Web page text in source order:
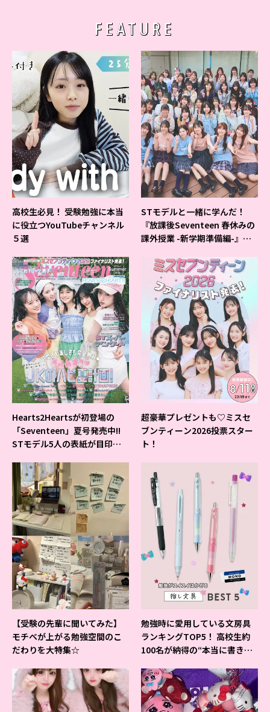
FEATURE
高校生必見！ 受験勉強に本当
に役立つYouTubeチャンネル
５選
STモデルと一緒に学んだ！
『放課後Seventeen 春休みの
課外授業 -新学期準備編-』イ
Hearts2Heartsが初登場の
「Seventeen」夏号発売中!!
STモデル5人の表紙が目印だ
超豪華プレゼントも♡ミスセ
ブンティーン2026投票スター
ト！
【受験の先輩に聞いてみた】
モチベが上がる勉強空間のこ
だわりを大特集☆
勉強時に愛用している文房具
ランキングTOP5！ 高校生約
100名が納得の“本当に書きや